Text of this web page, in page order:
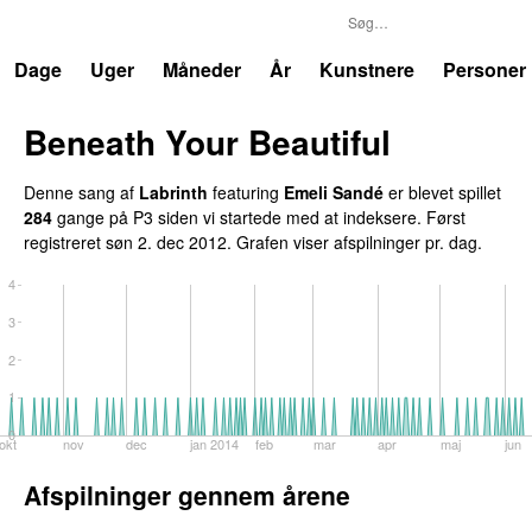
Dage
Uger Måneder År Kunstnere Personer
Beneath Your Beautiful
Denne sang af Labrinth featuring Emeli Sandé er blevet spillet
284 gange på P3 siden vi startede med at indeksere. Først
registreret søn 2. dec 2012. Grafen viser afspilninger pr. dag.
okt nov dec jan 2014 feb mar apr maj jun
0
1
2
3
4
Afspilninger gennem årene